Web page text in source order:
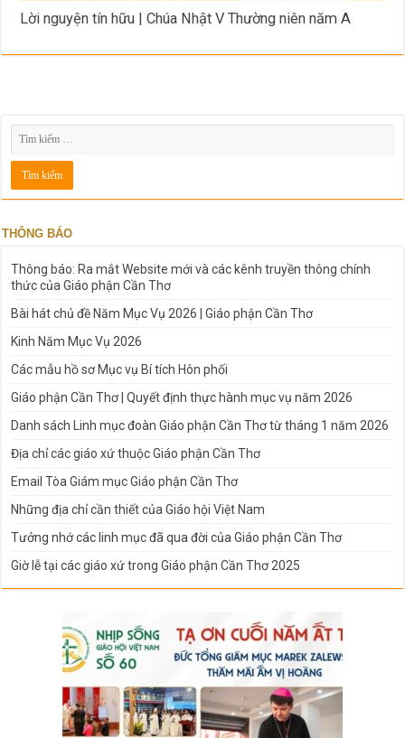
Lời nguyện tín hữu | Chúa Nhật V Thường niên năm A
THÔNG BÁO
Thông báo: Ra mắt Website mới và các kênh truyền thông chính
thức của Giáo phận Cần Thơ
Bài hát chủ đề Năm Mục Vụ 2026 | Giáo phận Cần Thơ
Kinh Năm Mục Vụ 2026
Các mẫu hồ sơ Mục vụ Bí tích Hôn phối
Giáo phận Cần Thơ | Quyết định thực hành mục vụ năm 2026
Danh sách Linh mục đoàn Giáo phận Cần Thơ từ tháng 1 năm 2026
Địa chỉ các giáo xứ thuộc Giáo phận Cần Thơ
Email Tòa Giám mục Giáo phận Cần Thơ
Những địa chỉ cần thiết của Giáo hội Việt Nam
Tưởng nhớ các linh mục đã qua đời của Giáo phận Cần Thơ
Giờ lễ tại các giáo xứ trong Giáo phận Cần Thơ 2025